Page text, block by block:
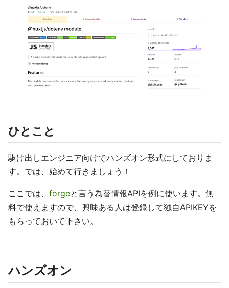
ひとこと
駆け出しエンジニア向けでハンズオン形式にしておりま
す。では、始めて行きましょう！
ここでは、 forgeと言う為替情報APIを例に使います。無
料で使えますので、興味ある人は登録して独自APIKEYを
もらっておいて下さい。
ハンズオン